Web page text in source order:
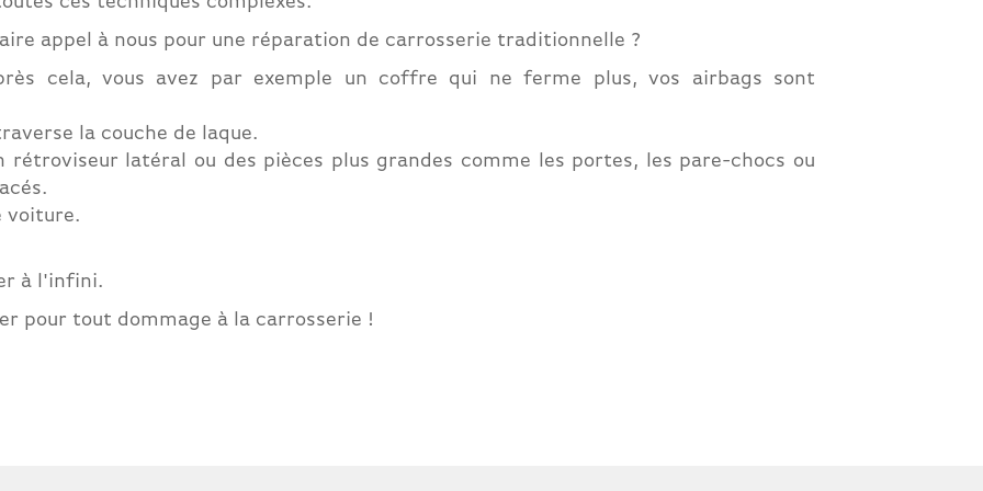
appel à nous pour une réparation de carrosserie traditionnelle ?
cela, vous avez par exemple un coffre qui ne ferme plus, vos airbags sont
la couche de laque.
rétroviseur latéral ou des pièces plus grandes comme les portes, les pare-chocs ou
voiture.
à l'infini.
pour tout dommage à la carrosserie !